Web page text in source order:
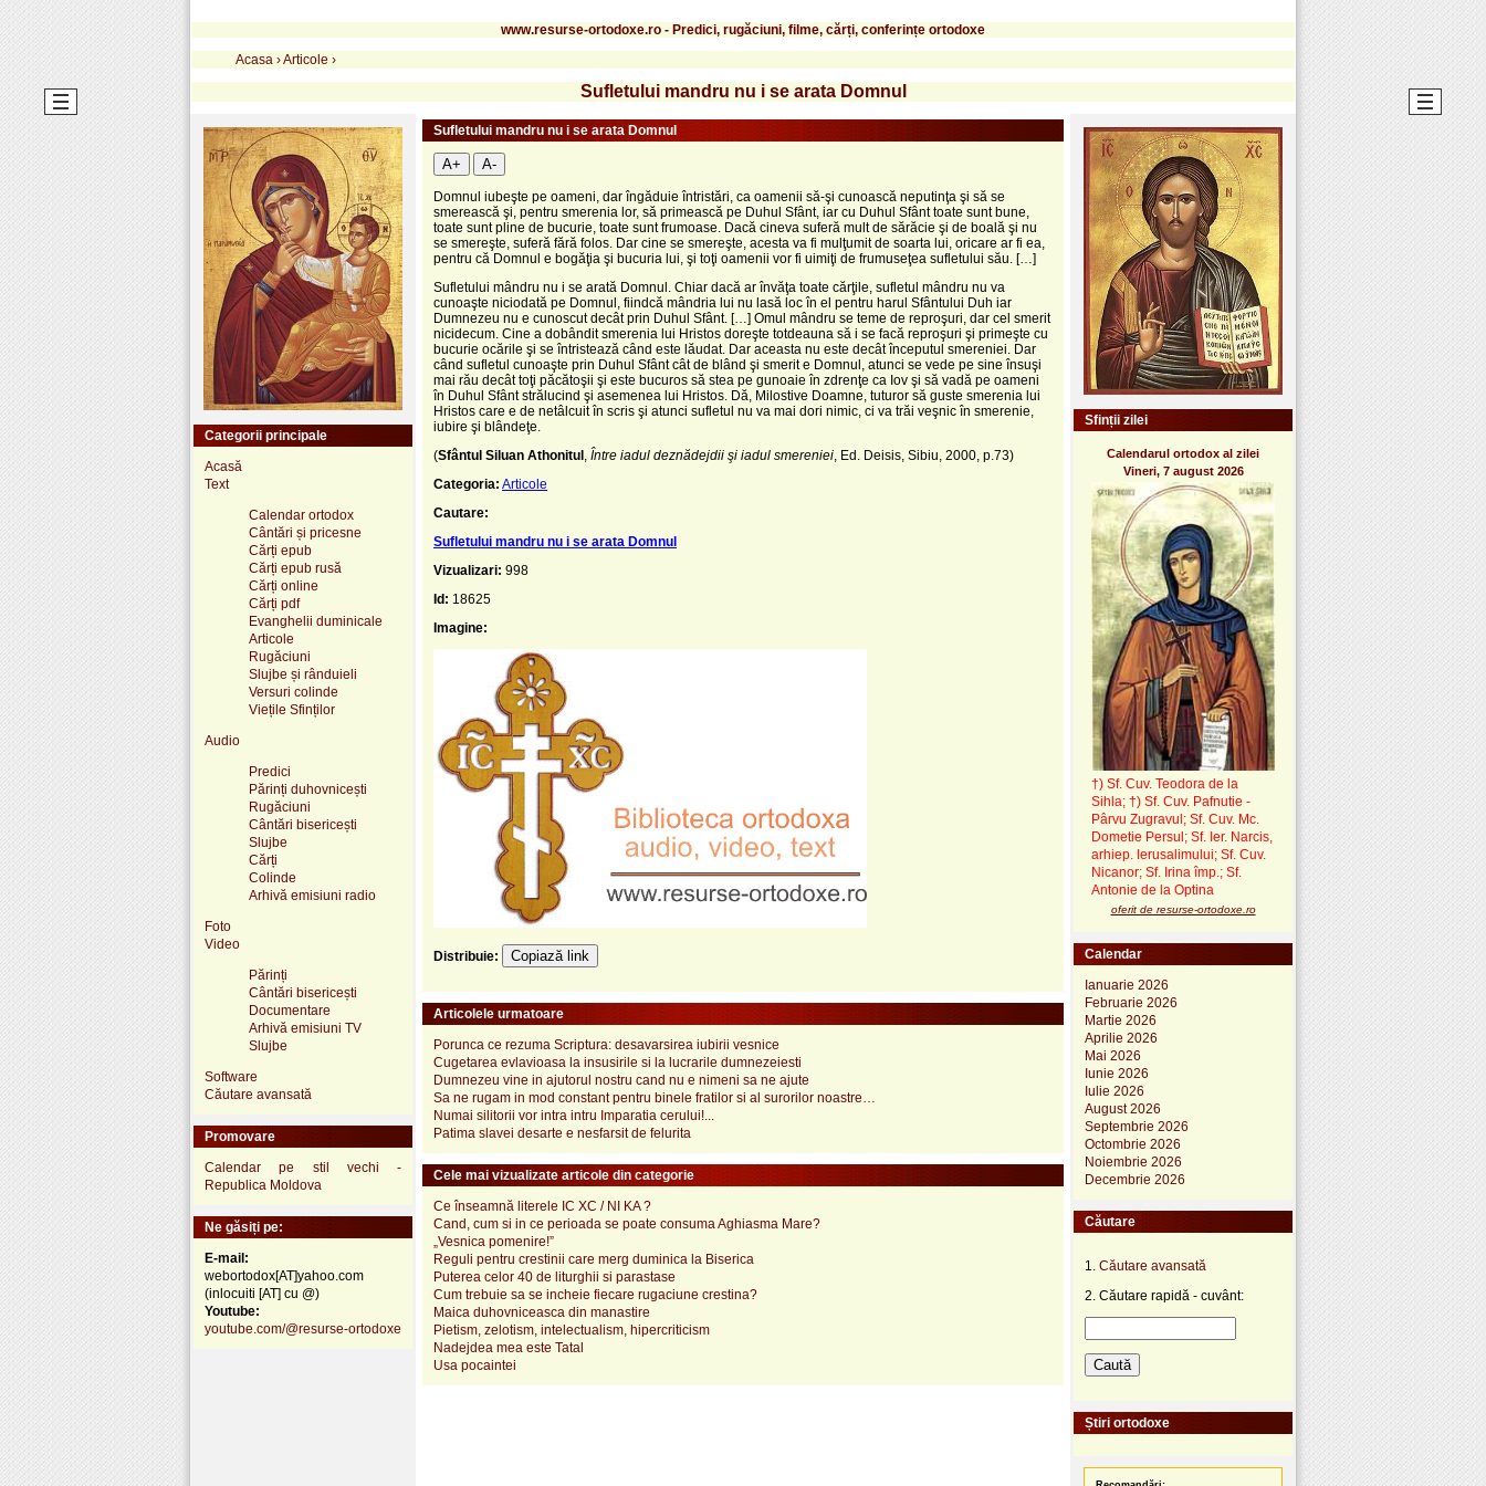
www.resurse-ortodoxe.ro - Predici, rugăciuni, filme, cărți, conferințe ortodoxe
Acasa ›Articole ›
Sufletului mandru nu i se arata Domnul
Sufletului mandru nu i se arata Domnul
A+ A-
Domnul iubeşte pe oameni, dar îngăduie întristări, ca oamenii să-şi cunoască neputinţa şi să se
smerească şi, pentru smerenia lor, să primească pe Duhul Sfânt, iar cu Duhul Sfânt toate sunt bune,
toate sunt pline de bucurie, toate sunt frumoase. Dacă cineva suferă mult de sărăcie şi de boală şi nu
se smereşte, suferă fără folos. Dar cine se smereşte, acesta va fi mulţumit de soarta lui, oricare ar fi ea,
pentru că Domnul e bogăţia şi bucuria lui, şi toţi oamenii vor fi uimiţi de frumuseţea sufletului său. […]
Sufletului mândru nu i se arată Domnul. Chiar dacă ar învăţa toate cărţile, sufletul mândru nu va
cunoaşte niciodată pe Domnul, fiindcă mândria lui nu lasă loc în el pentru harul Sfântului Duh iar
Dumnezeu nu e cunoscut decât prin Duhul Sfânt. […] Omul mândru se teme de reproşuri, dar cel smerit
nicidecum. Cine a dobândit smerenia lui Hristos doreşte totdeauna să i se facă reproşuri şi primeşte cu
bucurie ocările şi se întristează când este lăudat. Dar aceasta nu este decât începutul smereniei. Dar
când sufletul cunoaşte prin Duhul Sfânt cât de blând şi smerit e Domnul, atunci se vede pe sine însuşi
mai rău decât toţi păcătoşii şi este bucuros să stea pe gunoaie în zdrenţe ca Iov şi să vadă pe oameni
în Duhul Sfânt strălucind şi asemenea lui Hristos. Dă, Milostive Doamne, tuturor să guste smerenia lui
Hristos care e de netâlcuit în scris şi atunci sufletul nu va mai dori nimic, ci va trăi veşnic în smerenie,
iubire şi blândeţe.
(Sfântul Siluan Athonitul Între iadul deznădejdii şi iadul smereniei , Ed. Deisis, Sibiu, 2000, p.73)
Categoria: Articole
Cautare:
Sufletului mandru nu i se arata Domnul
Vizualizari: 998
Id: 18625
Imagine:
Distribuie: Copiază link
Articolele urmatoare
Porunca ce rezuma Scriptura: desavarsirea iubirii vesnice
Cugetarea evlavioasa la insusirile si la lucrarile dumnezeiesti
Dumnezeu vine in ajutorul nostru cand nu e nimeni sa ne ajute
Sa ne rugam in mod constant pentru binele fratilor si al surorilor noastre…
Numai silitorii vor intra intru Imparatia cerului!...
Patima slavei desarte e nesfarsit de felurita
Cele mai vizualizate articole din categorie
Ce înseamnă literele IC XC / NI KA ?
Cand, cum si in ce perioada se poate consuma Aghiasma Mare?
„Vesnica pomenire!”
Reguli pentru crestinii care merg duminica la Biserica
Puterea celor 40 de liturghii si parastase
Cum trebuie sa se incheie fiecare rugaciune crestina?
Maica duhovniceasca din manastire
Pietism, zelotism, intelectualism, hipercriticism
Nadejdea mea este Tatal
Usa pocaintei
Categorii principale
Acasă
Text
Calendar ortodox
Cântări și pricesne
Cărți epub
Cărți epub rusă
Cărți online
Cărți pdf
Evanghelii duminicale
Articole
Rugăciuni
Slujbe și rânduieli
Versuri colinde
Viețile Sfinților
Audio
Predici
Părinți duhovnicești
Rugăciuni
Cântări bisericești
Slujbe
Cărți
Colinde
Arhivă emisiuni radio
Foto
Video
Părinți
Cântări bisericești
Documentare
Arhivă emisiuni TV
Slujbe
Software
Căutare avansată
Promovare
Calendar pe stil vechi -
Republica Moldova
Ne găsiți pe:
E-mail:
webortodox[AT]yahoo.com
(inlocuiti [AT] cu @)
Youtube:
youtube.com/@resurse-ortodoxe
Sfinții zilei
Calendarul ortodox al zilei
Vineri, 7 august 2026
†) Sf. Cuv. Teodora de la
Sihla; †) Sf. Cuv. Pafnutie -
Pârvu Zugravul ; Sf. Cuv. Mc.
Dometie Persul; Sf. Ier. Narcis,
arhiep. Ierusalimului; Sf. Cuv.
Nicanor; Sf. Irina împ.; Sf.
Antonie de la Optina
oferit de resurse-ortodoxe.ro
Calendar
Ianuarie 2026
Februarie 2026
Martie 2026
Aprilie 2026
Mai 2026
Iunie 2026
Iulie 2026
August 2026
Septembrie 2026
Octombrie 2026
Noiembrie 2026
Decembrie 2026
Căutare
1. Căutare avansată
2. Căutare rapidă - cuvânt:
Știri ortodoxe